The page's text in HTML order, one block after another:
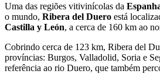
Uma das regiões vitivinícolas da
o mundo, Ribera del Duero está
Castilla y León, a cerca de 160 km ao
Cobrindo cerca de 123 km, Ribera del
províncias: Burgos, Valladolid, Soria e
referência ao rio Duero, que também